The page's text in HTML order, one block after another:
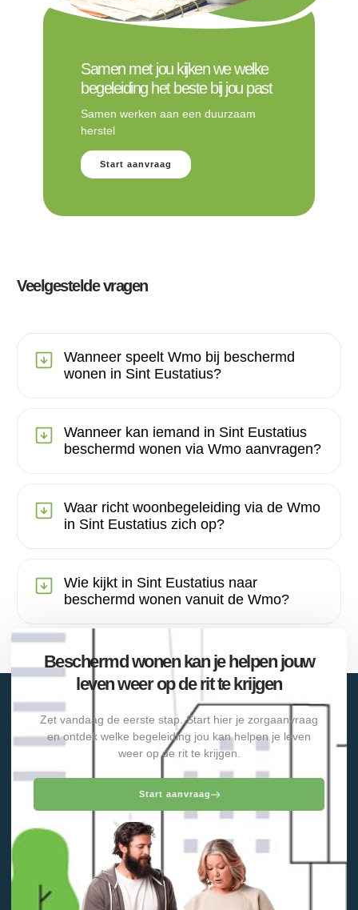
Samen met jou kijken we welke
begeleiding het beste bij jou past
Samen werken aan een duurzaam
herstel
Start aanvraag
Veelgestelde vragen
Wanneer speelt Wmo bij beschermd
wonen in Sint Eustatius?
Wanneer kan iemand in Sint Eustatius
beschermd wonen via Wmo aanvragen?
Waar richt woonbegeleiding via de Wmo
in Sint Eustatius zich op?
Wie kijkt in Sint Eustatius naar
beschermd wonen vanuit de Wmo?
Beschermd wonen kan je helpen jouw
leven weer op de rit te krijgen
Zet vandaag de eerste stap. Start hier je zorgaanvraag
en ontdek welke begeleiding jou kan helpen je leven
weer op de rit te krijgen.
Start aanvraag